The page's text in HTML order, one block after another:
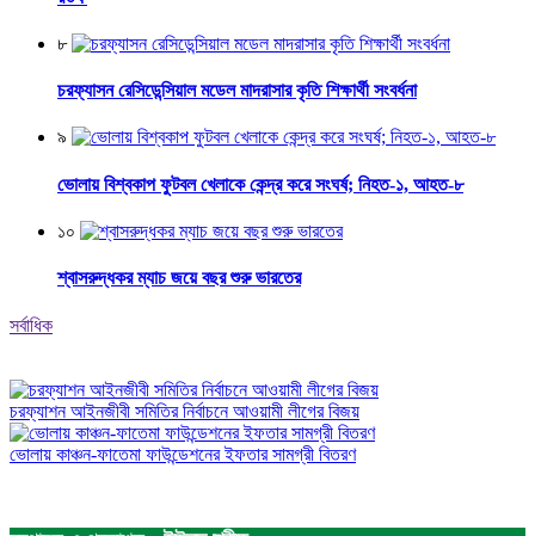
৮
চরফ্যাসন রেসিডেন্সিয়াল মডেল মাদরাসার কৃতি শিক্ষার্থী সংবর্ধনা
৯
ভোলায় বিশ্বকাপ ফুটবল খেলাকে কেন্দ্র করে সংঘর্ষ; নিহত-১, আহত-৮
১০
শ্বাসরুদ্ধকর ম্যাচ জয়ে বছর শুরু ভারতের
সর্বাধিক
চরফ্যাশন আইনজীবী সমিতির নির্বাচনে আওয়ামী লীগের বিজয়
ভোলায় কাঞ্চন-ফাতেমা ফাউন্ডেশনের ইফতার সামগ্রী বিতরণ